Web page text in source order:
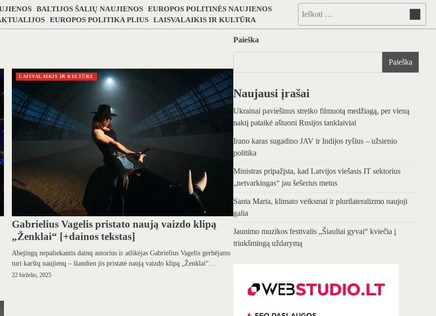
BALTIJOS ŠALIŲ NAUJIENOS EUROPOS POLITINĖS NAUJIENOS
EUROPOS POLITIKA PLIUS LAISVALAIKIS IR KULTŪRA
Ieškoti:
LAISVALAIKIS IR KULTŪRA
Gabrielius Vagelis pristato naują vaizdo klipą
„Ženklai“ [+dainos tekstas]
Abejingų nepaliekantis dainų autorius ir atlikėjas Gabrielius Vagelis gerbėjams
turi karštų naujienų – šiandien jis pristatė naują vaizdo klipą „Ženklai“…
22 birželio, 2025
Paieška
Paieška
Naujausi įrašai
Ukrainai paviešinus streiko filmuotą medžiagą, per vieną
naktį pataikė aštuoni Rusijos tanklaiviai
Irano karas sugadino JAV ir Indijos ryšius – užsienio
politika
Ministras pripažįsta, kad Latvijos viešasis IT sektorius
„netvarkingas“ jau šešerius metus
Santa Marta, klimato veiksmai ir plurilateralizmo naujoji
galia
Jaunimo muzikos festivalis „Šiauliai gyvai“ kviečia į
triukšmingą uždarymą